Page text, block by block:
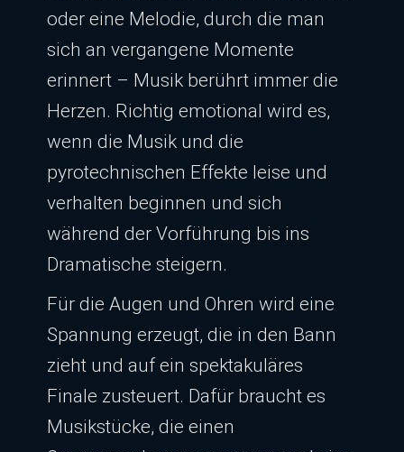
oder eine Melodie, durch die man
sich an vergangene Momente
erinnert – Musik berührt immer die
Herzen. Richtig emotional wird es,
wenn die Musik und die
pyrotechnischen Effekte leise und
verhalten beginnen und sich
während der Vorführung bis ins
Dramatische steigern.
Für die Augen und Ohren wird eine
Spannung erzeugt, die in den Bann
zieht und auf ein spektakuläres
Finale zusteuert. Dafür braucht es
Musikstücke, die einen